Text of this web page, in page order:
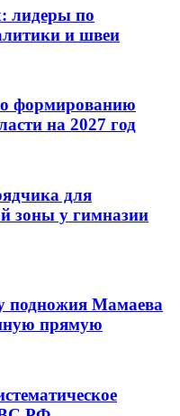
лидеры по
и швеи
формированию
на 2027 год
для
зоны у гимназии
подножия Мамаева
прямую